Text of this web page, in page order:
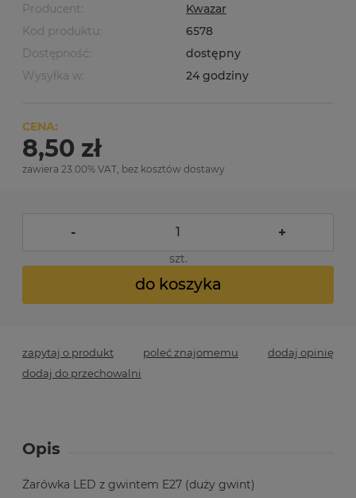
Producent:
Kwazar
Kod produktu:
6578
Dostępność:
dostępny
Wysyłka w:
24 godziny
CENA:
8,50 zł
zawiera 23.00% VAT, bez kosztów dostawy
- +
szt.
do koszyka
zapytaj o produkt poleć znajomemu
dodaj opinię
dodaj do przechowalni
Opis
Żarówka LED z gwintem E27 (duży gwint)